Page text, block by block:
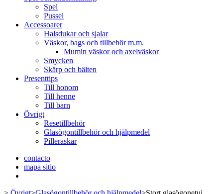
Spel
Pussel
Accessoarer
Halsdukar och sjalar
Väskor, bags och tillbehör m.m.
Mumin väskor och axelväskor
Smycken
Skärp och bälten
Presenttips
Till honom
Till henne
Till barn
Övrigt
Resetillbehör
Glasögontillbehör och hjälpmedel
Pilleraskar
contacto
mapa sitio